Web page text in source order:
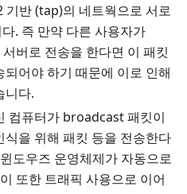
기반 (tap)의 네트웍으로 서로
. 즉 만약 다른 사용자가
버로 전송을 한다면 이 패킷
어야 하기 때문에 이로 인해
니다.
컴퓨터가 broadcast 패킷이
을 위해 패킷 등을 전송한다
도우즈 운영체제가 자동으로
또한 트래픽 사용으로 이어